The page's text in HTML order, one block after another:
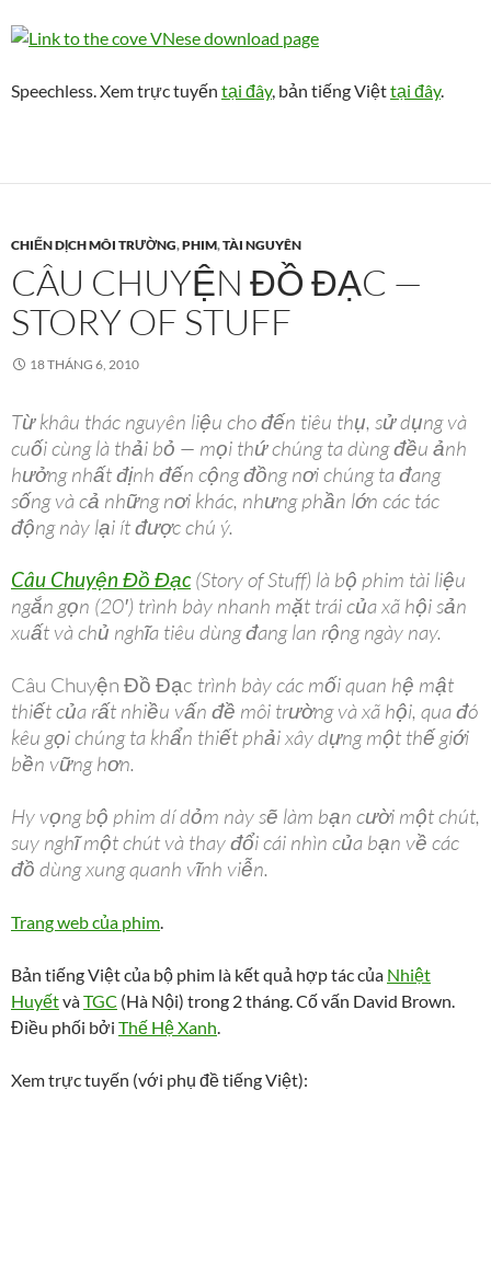
Speechless. Xem trực tuyến tại đây, bản tiếng Việttại đây.
CHIẾN DỊCH MÔI TRƯỜNG,PHIM,TÀI NGUYÊN
CÂU CHUYỆN ĐỒ ĐẠC —
STORY OF STUFF
18 THÁNG 6, 2010
Từ khâu thác nguyên liệu cho đến tiêu thụ, sử dụng và
cuối cùng là thải bỏ — mọi thứ chúng ta dùng đều ảnh
hưởng nhất định đến cộng đồng nơi chúng ta đang
sống và cả những nơi khác, nhưng phần lớn các tác
động này lại ít được chú ý.
Câu Chuyện Đồ Đạc (Story of Stuff) là bộ phim tài liệu
ngắn gọn (20′) trình bày nhanh mặt trái của xã hội sản
xuất và chủ nghĩa tiêu dùng đang lan rộng ngày nay.
Câu Chuyện Đồ Đạc trình bày các mối quan hệ mật
thiết của rất nhiều vấn đề môi trường và xã hội, qua đó
kêu gọi chúng ta khẩn thiết phải xây dựng một thế giới
bền vững hơn.
Hy vọng bộ phim dí dỏm này sẽ làm bạn cười một chút,
suy nghĩ một chút và thay đổi cái nhìn của bạn về các
đồ dùng xung quanh vĩnh viễn.
Trang web của phim.
Bản tiếng Việt của bộ phim là kết quả hợp tác của Nhiệt
HuyếtvàTGC (Hà Nội) trong 2 tháng. Cố vấn David Brown.
Điều phối bởi Thế Hệ Xanh.
Xem trực tuyến (với phụ đề tiếng Việt):